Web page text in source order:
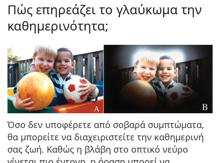
Πώς επηρεάζει το γλαύκωμα την
καθημερινότητα;
Όσο δεν υποφέρετε από σοβαρά συμπτώματα,
θα μπορείτε να διαχειριστείτε την καθημερινή
σας ζωή. Καθώς η βλάβη στο οπτικό νεύρο